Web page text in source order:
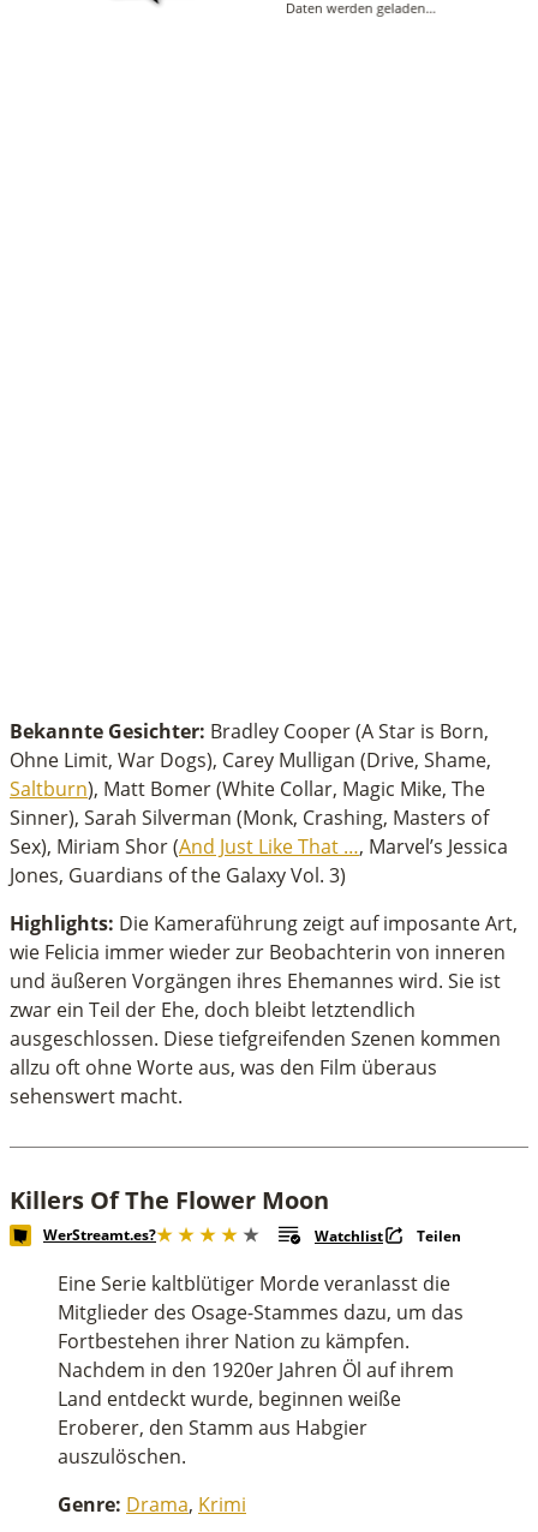
Daten werden geladen…
Bekannte Gesichter: Bradley Cooper (A Star is Born,
Ohne Limit, War Dogs), Carey Mulligan (Drive, Shame,
Saltburn), Matt Bomer (White Collar, Magic Mike, The
Sinner), Sarah Silverman (Monk, Crashing, Masters of
Sex), Miriam Shor (And Just Like That …, Marvel’s Jessica
Jones, Guardians of the Galaxy Vol. 3)
Highlights: Die Kameraführung zeigt auf imposante Art,
wie Felicia immer wieder zur Beobachterin von inneren
und äußeren Vorgängen ihres Ehemannes wird. Sie ist
zwar ein Teil der Ehe, doch bleibt letztendlich
ausgeschlossen. Diese tiefgreifenden Szenen kommen
allzu oft ohne Worte aus, was den Film überaus
sehenswert macht.
Killers Of The Flower Moon
WerStreamt.es? Watchlist Teilen
Eine Serie kaltblütiger Morde veranlasst die
Mitglieder des Osage-Stammes dazu, um das
Fortbestehen ihrer Nation zu kämpfen.
Nachdem in den 1920er Jahren Öl auf ihrem
Land entdeckt wurde, beginnen weiße
Eroberer, den Stamm aus Habgier
auszulöschen.
Genre: Drama, Krimi